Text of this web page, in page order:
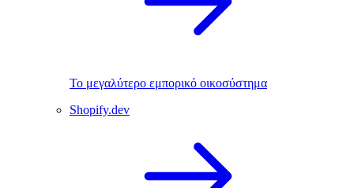
Το μεγαλύτερο εμπορικό οικοσύστημα
Shopify.dev